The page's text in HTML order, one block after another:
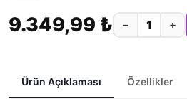
9.349,99 ₺ − +
Ürün Açıklaması Özellikler